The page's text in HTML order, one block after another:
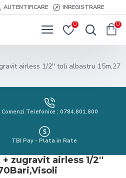
AUTENTIFICARE INREGISTRARE
0 0
airless 1/2'' toli albastru 15m,27
Comenzi Telefonice : 0784.801.800
TBI Pay - Plata in Rate
zugravit airless 1/2''